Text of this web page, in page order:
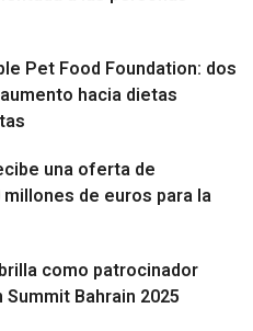
Pet Food Foundation: dos
hacia dietas
una oferta de
de euros para la
como patrocinador
Bahrain 2025